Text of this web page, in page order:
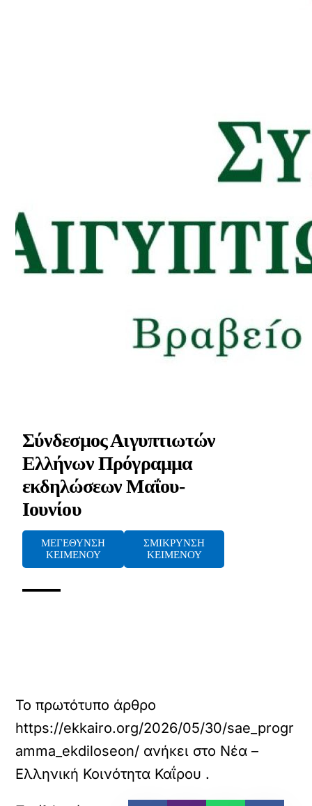
Σύνδεσμος Αιγυπτιωτών
Ελλήνων Πρόγραμμα
εκδηλώσεων Μαΐου-
Ιουνίου
ΜΕΓΕΘΥΝΣΗ
ΚΕΙΜΕΝΟΥ
ΣΜΙΚΡΥΝΣΗ
ΚΕΙΜΕΝΟΥ
Το πρωτότυπο άρθρο
https://ekkairo.org/2026/05/30/sae_progr
amma_ekdiloseon/ ανήκει στο Νέα –
Ελληνική Κοινότητα Καΐρου .